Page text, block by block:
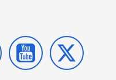
YOUTUBE
X